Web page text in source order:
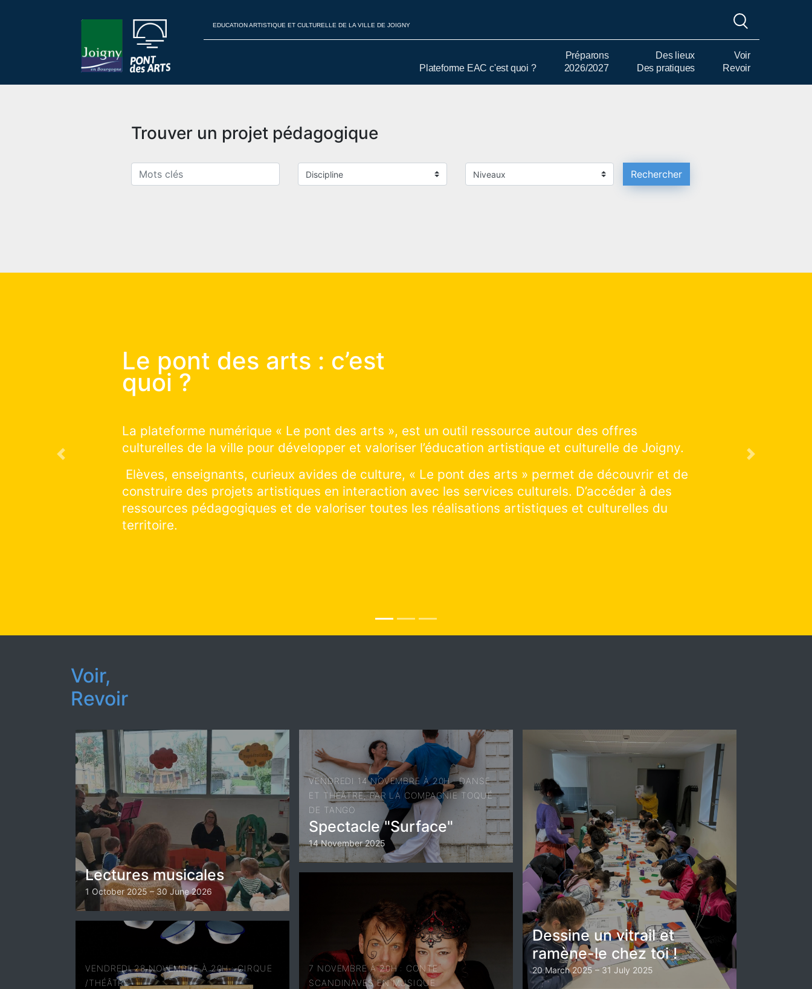
EDUCATION ARTISTIQUE ET CULTURELLE DE LA VILLE DE JOIGNY
Plateforme EAC c'est quoi ?
Préparons
2026/2027
Des lieux
Des pratiques
Voir
Revoir
Trouver un projet pédagogique
Rechercher
Le pont des arts :
comment ça marche ?
Vous souhaitez construire avec nous les prochains projets d’éducation artistique et culturelle
qui auront lieu sur le territoire : cliquer et explorer sur la saison à venir !
Vous souhaitez découvrir les projets artistiques en cours de réalisations : cliquer et explorer
sur la saison en cours ! Vous souhaitez visiter un lieu et pratiquer une discipline en particulier :
cliquer et explorer tous les lieux culturels de la ville !
Previous Next
Voir,
Revoir
Lectures musicales
1 October 2025 – 30 June 2026
VENDREDI 28 NOVEMBRE À 20H : CIRQUE
/THÉÂTRE
VENDREDI 14 NOVEMBRE À 20H : DANSE
ET THÉÂTRE, PAR LA COMPAGNIE TOQUÉ
DE TANGO
Spectacle "Surface"
14 November 2025
7 NOVEMBRE À 20H : CONTE
SCANDINAVES EN MUSIQUE
Dessine un vitrail et
ramène-le chez toi !
20 March 2025 – 31 July 2025